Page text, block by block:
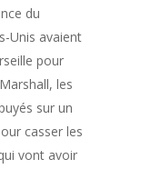
du
Unis avaient
pour
les
sur un
casser les
vont avoir